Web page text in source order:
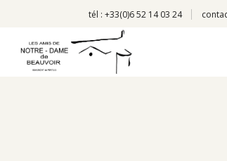
tél : +33(0)6 52 14 03 24